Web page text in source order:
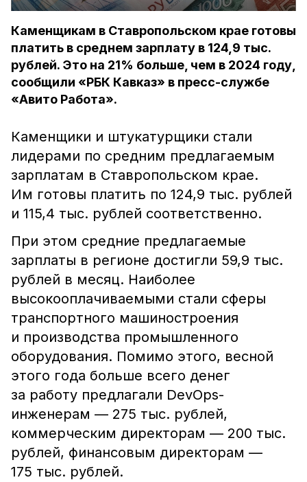
Каменщикам в Ставропольском крае готовы
платить в среднем зарплату в 124,9 тыс.
рублей. Это на 21% больше, чем в 2024 году,
сообщили «РБК Кавказ» в пресс-службе
«Авито Работа».
Каменщики и штукатурщики стали
лидерами по средним предлагаемым
зарплатам в Ставропольском крае.
Им готовы платить по 124,9 тыс. рублей
и 115,4 тыс. рублей соответственно.
При этом средние предлагаемые
зарплаты в регионе достигли 59,9 тыс.
рублей в месяц. Наиболее
высокооплачиваемыми стали сферы
транспортного машиностроения
и производства промышленного
оборудования. Помимо этого, весной
этого года больше всего денег
за работу предлагали DevOps-
инженерам — 275 тыс. рублей,
коммерческим директорам — 200 тыс.
рублей, финансовым директорам —
175 тыс. рублей.